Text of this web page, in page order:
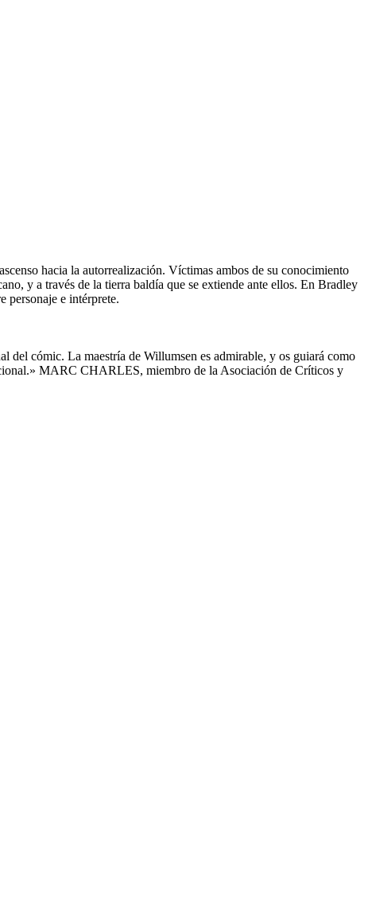
hacia la autorrealización. Víctimas ambos de su conocimiento
y a través de la tierra baldía que se extiende ante ellos. En Bradley
personaje e intérprete.
del cómic. La maestría de Willumsen es admirable, y os guiará como
MARC CHARLES, miembro de la Asociación de Críticos y